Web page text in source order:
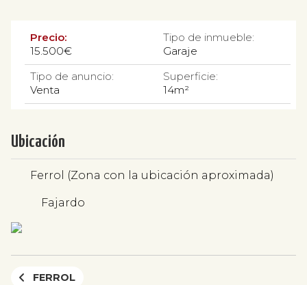
Precio:
15.500€
Tipo de inmueble:
Garaje
Tipo de anuncio:
Venta
Superficie:
14m²
Ubicación
Ferrol (Zona con la ubicación aproximada)
Fajardo
FERROL